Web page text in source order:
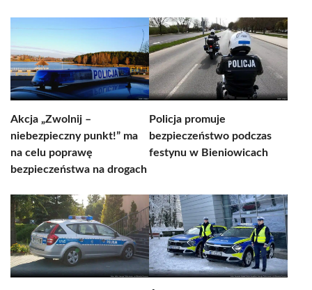
Akcja „Zwolnij –
niebezpieczny punkt!” ma
na celu poprawę
bezpieczeństwa na drogach
Policja promuje
bezpieczeństwo podczas
festynu w Bieniowicach